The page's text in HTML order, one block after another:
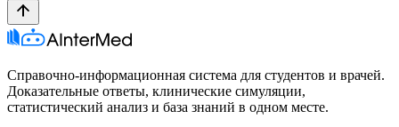
Справочно-информационная система для студентов и врачей.
Доказательные ответы, клинические симуляции,
статистический анализ и база знаний в одном месте.